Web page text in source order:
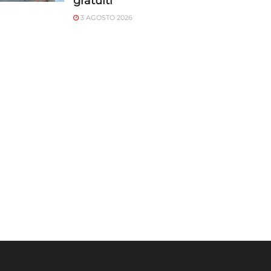
3 AGOSTO 2026